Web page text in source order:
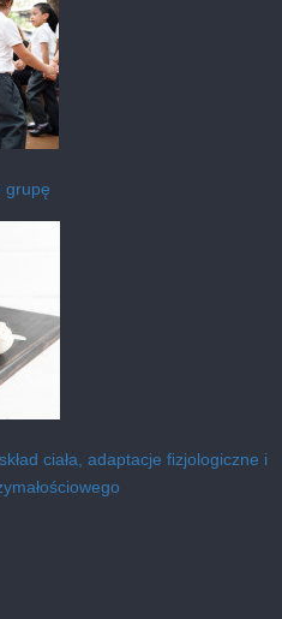
grupę
ciała, adaptacje fizjologiczne i